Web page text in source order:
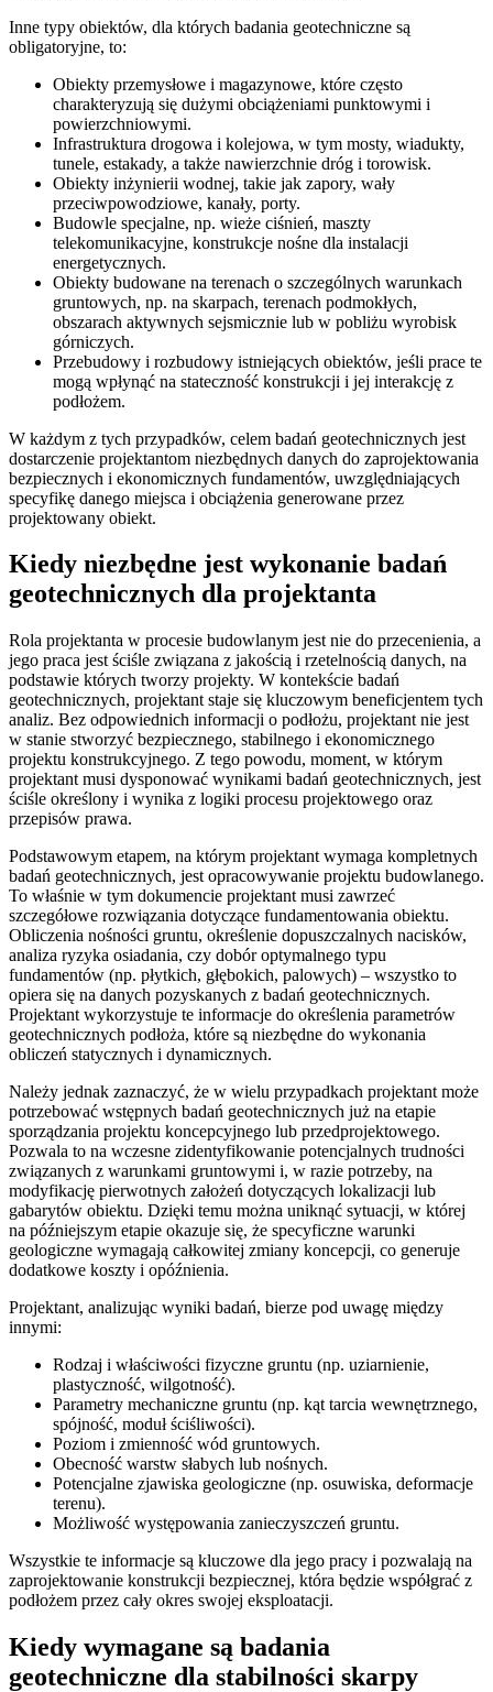
Inne typy obiektów, dla których badania geotechniczne są
obligatoryjne, to:
Obiekty przemysłowe i magazynowe, które często
charakteryzują się dużymi obciążeniami punktowymi i
powierzchniowymi.
Infrastruktura drogowa i kolejowa, w tym mosty, wiadukty,
tunele, estakady, a także nawierzchnie dróg i torowisk.
Obiekty inżynierii wodnej, takie jak zapory, wały
przeciwpowodziowe, kanały, porty.
Budowle specjalne, np. wieże ciśnień, maszty
telekomunikacyjne, konstrukcje nośne dla instalacji
energetycznych.
Obiekty budowane na terenach o szczególnych warunkach
gruntowych, np. na skarpach, terenach podmokłych,
obszarach aktywnych sejsmicznie lub w pobliżu wyrobisk
górniczych.
Przebudowy i rozbudowy istniejących obiektów, jeśli prace te
mogą wpłynąć na stateczność konstrukcji i jej interakcję z
podłożem.
W każdym z tych przypadków, celem badań geotechnicznych jest
dostarczenie projektantom niezbędnych danych do zaprojektowania
bezpiecznych i ekonomicznych fundamentów, uwzględniających
specyfikę danego miejsca i obciążenia generowane przez
projektowany obiekt.
Kiedy niezbędne jest wykonanie badań
geotechnicznych dla projektanta
Rola projektanta w procesie budowlanym jest nie do przecenienia, a
jego praca jest ściśle związana z jakością i rzetelnością danych, na
podstawie których tworzy projekty. W kontekście badań
geotechnicznych, projektant staje się kluczowym beneficjentem tych
analiz. Bez odpowiednich informacji o podłożu, projektant nie jest
w stanie stworzyć bezpiecznego, stabilnego i ekonomicznego
projektu konstrukcyjnego. Z tego powodu, moment, w którym
projektant musi dysponować wynikami badań geotechnicznych, jest
ściśle określony i wynika z logiki procesu projektowego oraz
przepisów prawa.
Podstawowym etapem, na którym projektant wymaga kompletnych
badań geotechnicznych, jest opracowywanie projektu budowlanego.
To właśnie w tym dokumencie projektant musi zawrzeć
szczegółowe rozwiązania dotyczące fundamentowania obiektu.
Obliczenia nośności gruntu, określenie dopuszczalnych nacisków,
analiza ryzyka osiadania, czy dobór optymalnego typu
fundamentów (np. płytkich, głębokich, palowych) – wszystko to
opiera się na danych pozyskanych z badań geotechnicznych.
Projektant wykorzystuje te informacje do określenia parametrów
geotechnicznych podłoża, które są niezbędne do wykonania
obliczeń statycznych i dynamicznych.
Należy jednak zaznaczyć, że w wielu przypadkach projektant może
potrzebować wstępnych badań geotechnicznych już na etapie
sporządzania projektu koncepcyjnego lub przedprojektowego.
Pozwala to na wczesne zidentyfikowanie potencjalnych trudności
związanych z warunkami gruntowymi i, w razie potrzeby, na
modyfikację pierwotnych założeń dotyczących lokalizacji lub
gabarytów obiektu. Dzięki temu można uniknąć sytuacji, w której
na późniejszym etapie okazuje się, że specyficzne warunki
geologiczne wymagają całkowitej zmiany koncepcji, co generuje
dodatkowe koszty i opóźnienia.
Projektant, analizując wyniki badań, bierze pod uwagę między
innymi:
Rodzaj i właściwości fizyczne gruntu (np. uziarnienie,
plastyczność, wilgotność).
Parametry mechaniczne gruntu (np. kąt tarcia wewnętrznego,
spójność, moduł ściśliwości).
Poziom i zmienność wód gruntowych.
Obecność warstw słabych lub nośnych.
Potencjalne zjawiska geologiczne (np. osuwiska, deformacje
terenu).
Możliwość występowania zanieczyszczeń gruntu.
Wszystkie te informacje są kluczowe dla jego pracy i pozwalają na
zaprojektowanie konstrukcji bezpiecznej, która będzie współgrać z
podłożem przez cały okres swojej eksploatacji.
Kiedy wymagane są badania
geotechniczne dla stabilności skarpy